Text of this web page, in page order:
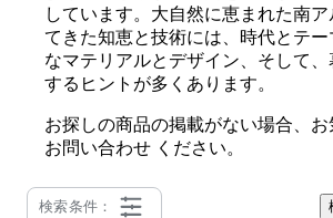
しています。大自然に恵まれた南
てきた知恵と技術には、時代とテー
なマテリアルとデザイン、そして
するヒントが多くあります。
お探しの商品の掲載がない場合、お
お問い合わせ ください。
検索条件：